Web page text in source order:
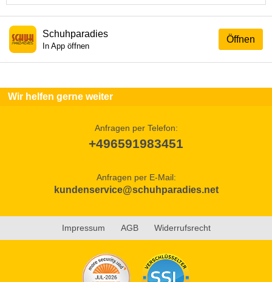
Öffnen
Schuhparadies
In App öffnen
Wir helfen gerne weiter
Anfragen per Telefon:
+496591983451
Anfragen per E-Mail:
kundenservice@schuhparadies.net
Impressum AGB Widerrufsrecht